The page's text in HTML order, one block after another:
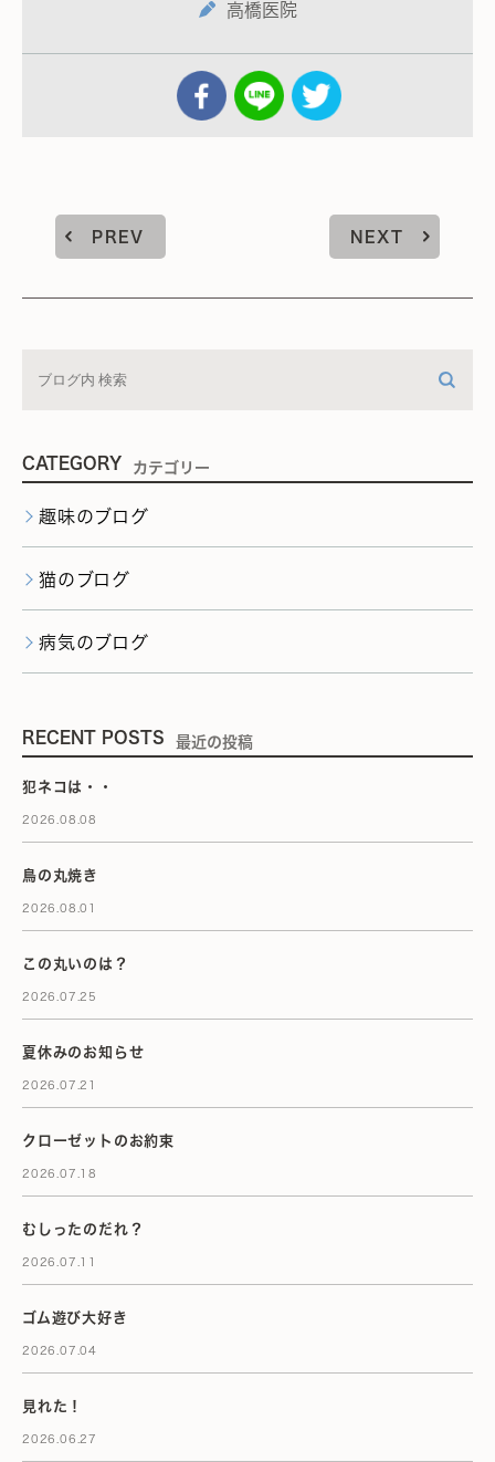
高橋医院
PREV NEXT
CATEGORY カテゴリー
趣味のブログ
猫のブログ
病気のブログ
RECENT POSTS 最近の投稿
犯ネコは・・
2026.08.08
鳥の丸焼き
2026.08.01
この丸いのは？
2026.07.25
夏休みのお知らせ
2026.07.21
クローゼットのお約束
2026.07.18
むしったのだれ？
2026.07.11
ゴム遊び大好き
2026.07.04
見れた！
2026.06.27